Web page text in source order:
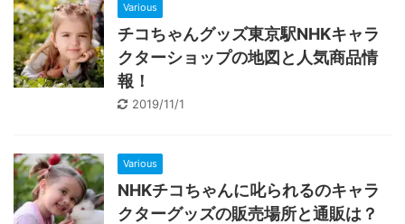
Various
チコちゃんグッズ東京駅NHKキャラ
クターショップの地図と人気商品情
報！
2019/11/1
Various
NHKチコちゃんに叱られるのキャラ
クターグッズの販売場所と通販は？